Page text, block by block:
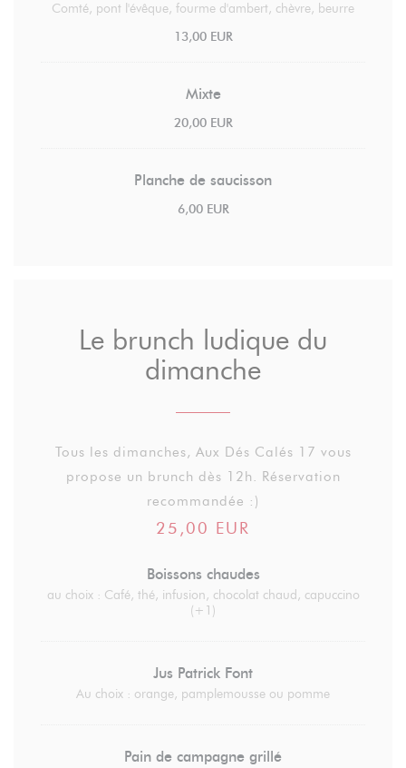
Comté, pont l'évêque, fourme d'ambert, chèvre, beurre
13,00 EUR
Mixte
20,00 EUR
Planche de saucisson
6,00 EUR
Le brunch ludique du
dimanche
Tous les dimanches, Aux Dés Calés 17 vous
propose un brunch dès 12h. Réservation
recommandée :)
25,00 EUR
Boissons chaudes
au choix : Café, thé, infusion, chocolat chaud, capuccino
(+1)
Jus Patrick Font
Au choix : orange, pamplemousse ou pomme
Pain de campagne grillé